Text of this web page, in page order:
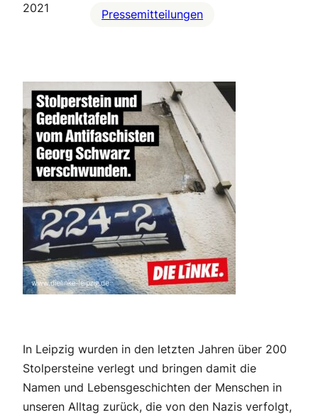
2021
Pressemitteilungen
In Leipzig wurden in den letzten Jahren über 200
Stolpersteine verlegt und bringen damit die
Namen und Lebensgeschichten der Menschen in
unseren Alltag zurück, die von den Nazis verfolgt,